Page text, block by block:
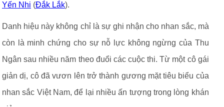
Yến Nhi (Đắk Lắk).
Danh hiệu này không chỉ là sự ghi nhận cho nhan sắc, mà
còn là minh chứng cho sự nỗ lực không ngừng của Thu
Ngân sau nhiều năm theo đuổi các cuộc thi. Từ một cô gái
giản dị, cô đã vươn lên trở thành gương mặt tiêu biểu của
nhan sắc Việt Nam, để lại nhiều ấn tượng trong lòng khán